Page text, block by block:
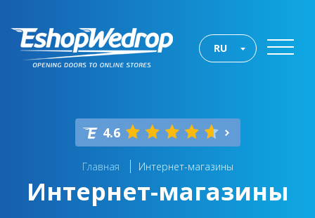
RU
4.6
Главная Интернет-магазины
Интернет-магазины